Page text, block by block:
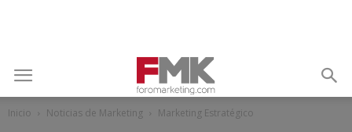
Inicio Noticias de Marketing Marketing Estratégico